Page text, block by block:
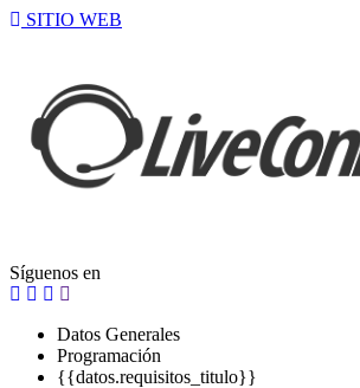
SITIO WEB
Síguenos en
Datos Generales
Programación
{{datos.requisitos_titulo}}